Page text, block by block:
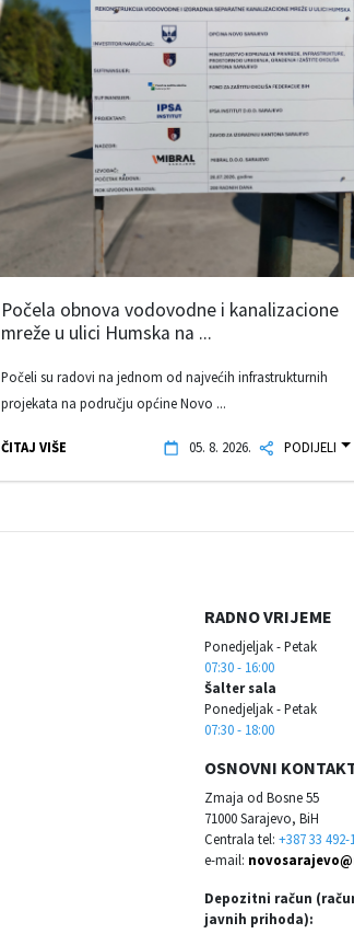
Počela obnova vodovodne i kanalizacione
mreže u ulici Humska na ...
Počeli su radovi na jednom od najvećih infrastrukturnih
projekata na području općine Novo ...
ČITAJ VIŠE 05. 8. 2026. PODIJELI
RADNO VRIJEME
Ponedjeljak - Petak
07:30 - 16:00
Šalter sala
Ponedjeljak - Petak
07:30 - 18:00
OSNOVNI
Zmaja od Bosne 55
71000 Sarajevo, BiH
Centrala tel: +387 33 492-
e-mail:
Depozitni račun
javnih prihoda):